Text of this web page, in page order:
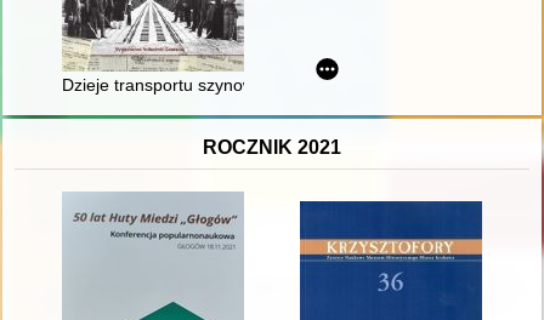
Dzieje transportu szynowego w świetle doniesień prasy
ROCZNIK 2021